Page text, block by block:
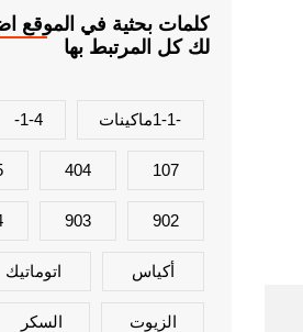
كلمات بحثية في الموقع
لك كل المرتبط بها
-1-1ماكينات 1-4-
107
404
902
903
أكياس اتوماتيك
الزيوت السكر